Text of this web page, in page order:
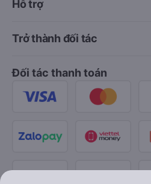
Hỗ trợ
Trở thành đối tác
Đối tác thanh toán